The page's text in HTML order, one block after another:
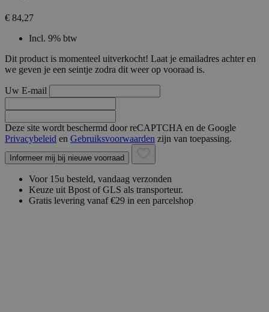
€ 84,27
Incl. 9% btw
Dit product is momenteel uitverkocht! Laat je emailadres achter en
we geven je een seintje zodra dit weer op vooraad is.
Uw E-mail
Deze site wordt beschermd door reCAPTCHA en de Google
Privacybeleid en Gebruiksvoorwaarden zijn van toepassing.
Informeer mij bij nieuwe voorraad
Voor 15u besteld, vandaag verzonden
Keuze uit Bpost of GLS als transporteur.
Gratis levering vanaf €29 in een parcelshop